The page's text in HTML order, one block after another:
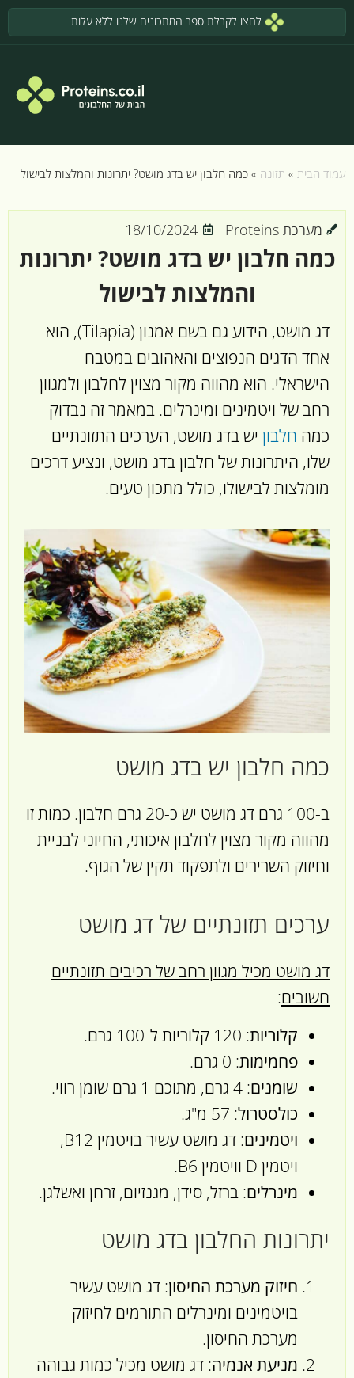
לחצו לקבלת ספר המתכונים שלנו ללא עלות
עמוד הבית » תזונה » כמה חלבון יש בדג מושט? יתרונות והמלצות לבישול
מערכת Proteins 18/10/2024
כמה חלבון יש בדג מושט? יתרונות
והמלצות לבישול
דג מושט, הידוע גם בשם אמנון (Tilapia), הוא
אחד הדגים הנפוצים והאהובים במטבח
הישראלי. הוא מהווה מקור מצוין לחלבון ולמגוון
רחב של ויטמינים ומינרלים. במאמר זה נבדוק
כמה חלבון יש בדג מושט, הערכים התזונתיים
שלו, היתרונות של חלבון בדג מושט, ונציע דרכים
מומלצות לבישולו, כולל מתכון טעים.
כמה חלבון יש בדג מושט
ב-100 גרם דג מושט יש כ-20 גרם חלבון. כמות זו
מהווה מקור מצוין לחלבון איכותי, החיוני לבניית
וחיזוק השרירים ולתפקוד תקין של הגוף.
ערכים תזונתיים של דג מושט
דג מושט מכיל מגוון רחב של רכיבים תזונתיים
חשובים:
קלוריות: 120 קלוריות ל-100 גרם.
פחמימות: 0 גרם.
שומנים: 4 גרם, מתוכם 1 גרם שומן רווי.
כולסטרול: 57 מ"ג.
ויטמינים
: דג מושט עשיר בויטמין B12,
ויטמין D וויטמין B6.
מינרלים: ברזל, סידן, מגנזיום, זרחן ואשלגן.
יתרונות החלבון בדג מושט
חיזוק מערכת החיסון: דג מושט עשיר
בויטמינים ומינרלים התורמים לחיזוק
מערכת החיסון.
מניעת אנמיה: דג מושט מכיל כמות גבוהה